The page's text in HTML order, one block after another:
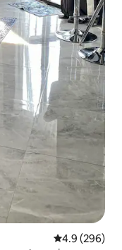
Calificación
4.9 (296)